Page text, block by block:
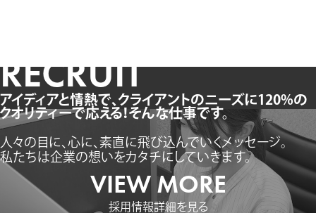
RECRUIT
アイディアと情熱で、クライアントのニーズに120%の
クオリティーで応える！そんな仕事です。
人々の目に、心に、素直に飛び込んでいくメッセージ。
私たちは企業の想いをカタチにしていきます。
VIEW MORE
採用情報詳細を見る